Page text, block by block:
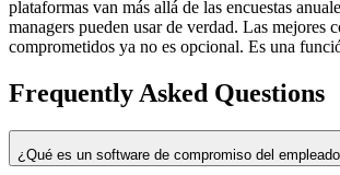
plataformas van más allá de las encuestas
managers pueden usar de verdad. Las
comprometidos ya no es opcional. Es una
Frequently Asked Questions
¿Qué es un software de compromiso del